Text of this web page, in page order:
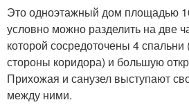
Это одноэтажный дом площадью
условно можно разделить на две
которой сосредоточены 4
стороны коридора) и большую
Прихожая и санузел выступают
между ними.